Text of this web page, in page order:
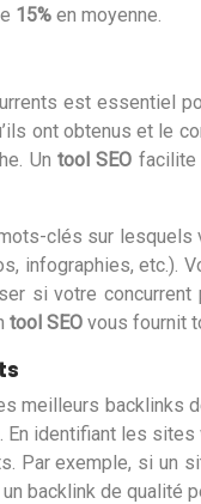
15% en moyenne.
est essentiel
ont obtenus et le
Un tool SEO facilite
clés sur
infographies,
si votre
tool SEO vous fournit
meilleurs
identifiant les
Par exemple, si
backlink de qualité